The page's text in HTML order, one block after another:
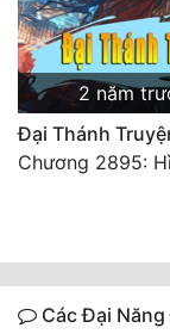
2 năm
Đại Thánh
Các Đại